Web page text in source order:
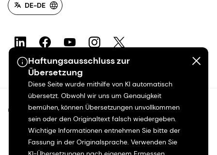
Haftungsausschluss zur
Übersetzung
Diese Seite wurde mithilfe von KI automatisch
übersetzt. Obwohl wir uns um Genauigkeit
bemühen, können Übersetzungen unvollkommen
sein oder den Originaltext falsch wiedergeben.
Wichtige Informationen entnehmen Sie bitte der
Fassung in der Originalsprache. Verwenden Sie
DE-DE
©2026 dsm-firmenich. Alle Rechte vorbehalten.
Hinweis zum Datenschutz